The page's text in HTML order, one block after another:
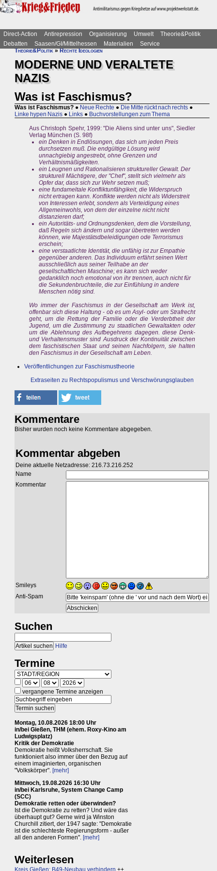
Direct-Action Antirepression Organisierung Umwelt
Theorie&Politik
Debatten
Saasen/GI/Mittelhessen Materialien
Service
Theorie&Politik»Rechte Ideologien
MODERNE UND VERALTETE
NAZIS
Was ist Faschismus?
Was ist Faschismus? ● Neue Rechte ● Die Mitte rückt nach rechts ●
Linke hypen Nazis ● Links ● Buchvorstellungen zum Thema
Aus Christoph Spehr, 1999: "Die Aliens sind unter uns", Siedler
Verlag München (S. 98f)
ein Denken in Endlösungen, das sich um jeden Preis
durchsetzen muß. Die endgültige Lösung wird
unnachgiebig angestrebt, ohne Grenzen und
Verhältnismäßigkeiten.
ein Leugnen und Rationalisieren struktureller Gewalt. Der
strukturell Mächtigere, der "Chef", stellt sich vielmehr als
Opfer dar, dass sich zur Wehr setzen muß;
eine fundameltale Konfliktunfähgikeit, die Widerspruch
nicht ertragen kann. Konflikte werden nicht als Widerstreit
von Interessen erlebt, sondern als Verteidigung eines
Allgemeinwohls, von dem der einzelne nicht nicht
distanzieren darf;
ein Autoritäts- und Ordnungsdenken, dem die Vorstellung,
daß Regeln sich ändern und sogar übertreten werden
können, wie Majestätsdbeleidigungen ode Terrorismus
erschein;
eine verstaatlichte Identität, die unfähig ist zur Empathie
gegenüber anderen. Das Individuum erfährt seinen Wert
ausschließlich aus seiner Teilhabe an der
gesellschaftlichen Maschine; es kann sich weder
gedanklilch noch emotional von ihr trennen, auch nicht für
die Sekundenbruchteile, die zur Einfühlung in andere
Menschen nötig sind.
Wo immer der Faschismus in der Gesellschaft am Werk ist,
offenbar sich diese Haltung - ob es um Asyl- oder um Strafrecht
geht, um die Rettung der Familie oder die Verderbtheit der
Jugend, um die Zustimmung zu staatlichen Gewaltakten oder
um die Ablehnung des Aufbegehrens dagegen. diese Denk-
und Verhaltensmuster sind Ausdruck der Kontinuität zwischen
dem faschistischen Staat und seinen Nachfolgern, sie halten
den Faschismus in der Gesellschaft am Leben.
Veröffentlichungen zur Faschismustheorie
Extraseiten zu Rechtspopulismus und Verschwörungsglauben
Kommentare
Bisher wurden noch keine Kommentare abgegeben.
Kommentar abgeben
Deine aktuelle Netzadresse: 216.73.216.252
Name
Kommentar
Smileys
Anti-Spam
Suchen
Hilfe
Termine
vergangene Termine anzeigen
Montag, 10.08.2026 18:00 Uhr
in/bei Gießen, THM (ehem. Roxy-Kino am
Ludwigsplatz)
Kritik der Demokratie
Demokratie heißt Volksherrschaft. Sie
funktioniert also immer über den Bezug auf
einem imaginierten, organischen
"Volkskörper". [mehr]
Mittwoch, 19.08.2026 16:30 Uhr
in/bei Karlsruhe, System Change Camp
(SCC)
Demokratie retten oder überwinden?
Ist die Demokratie zu retten? Und wäre das
überhaupt gut? Gerne wird ja Winston
Churchill zitiert, der 1947 sagte: "Demokratie
ist die schlechteste Regierungsform - außer
all den anderen Formen". [mehr]
Weiterlesen